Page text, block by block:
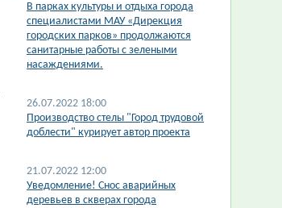
В парках культуры и отдыха города
специалистами МАУ «Дирекция
городских парков» продолжаются
санитарные работы с зелеными
насаждениями.
26.07.2022 18:00
Производство стелы "Город трудовой
доблести" курирует автор проекта
21.07.2022 12:00
​Уведомление! Снос аварийных
деревьев в скверах города